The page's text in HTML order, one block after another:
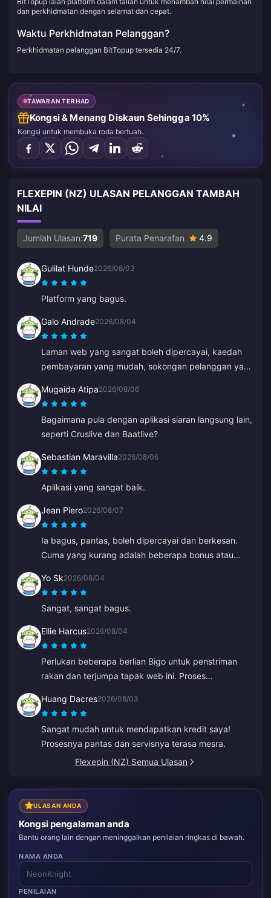
dan perkhidmatan dengan selamat dan cepat.
Waktu Perkhidmatan Pelanggan?
Perkhidmatan pelanggan BitTopup tersedia 24/7.
TAWARAN TERHAD
Kongsi & Menang Diskaun Sehingga 10%
Kongsi untuk membuka roda bertuah.
FLEXEPIN (NZ) ULASAN PELANGGAN TAMBAH
NILAI
Jumlah Ulasan:719 Purata Penarafan 4.9
Gulilat Hunde2026/08/03
Platform yang bagus.
Galo Andrade2026/08/04
Laman web yang sangat boleh dipercayai, kaedah
pembayaran yang mudah, sokongan pelanggan yang
Mugaida Atipa2026/08/06
Bagaimana pula dengan aplikasi siaran langsung lain,
seperti Cruslive dan Baatlive?
Sebastian Maravilla2026/08/06
Aplikasi yang sangat baik.
Jean Piero2026/08/07
Ia bagus, pantas, boleh dipercayai dan berkesan.
Cuma yang kurang adalah beberapa bonus atau
Yo Sk2026/08/04
Sangat, sangat bagus.
Ellie Harcus2026/08/04
Perlukan beberapa berlian Bigo untuk penstriman
rakan dan terjumpa tapak web ini. Proses
merta.
Huang Dacres2026/08/03
Sangat mudah untuk mendapatkan kredit saya!
Prosesnya pantas dan servisnya terasa mesra.
Flexepin (NZ) Semua Ulasan
ULASAN ANDA
Kongsi pengalaman anda
Bantu orang lain dengan meninggalkan penilaian ringkas di bawah.
NAMA ANDA
PENILAIAN